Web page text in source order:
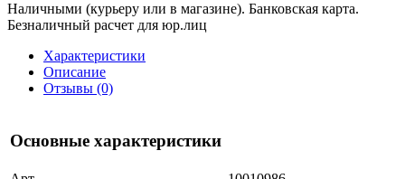
Наличными (курьеру или в магазине). Банковская карта.
Безналичный расчет для юр.лиц
Характеристики
Описание
Отзывы (0)
Основные характеристики